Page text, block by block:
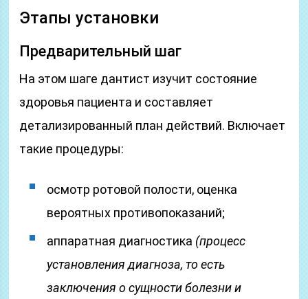
Этапы установки
Предварительный шаг
На этом шаге дантист изучит состояние
здоровья пациента и составляет
детализированный план действий. Включает
такие процедуры:
осмотр ротовой полости, оценка
вероятных противопоказаний;
аппаратная диагностика (процесс
установления диагноза, то есть
заключения о сущности болезни и